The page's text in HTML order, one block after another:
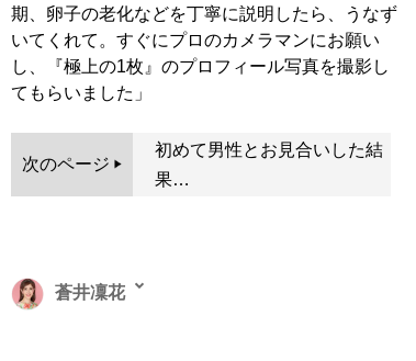
期、卵子の老化などを丁寧に説明したら、うなず
いてくれて。すぐにプロのカメラマンにお願い
し、『極上の1枚』のプロフィール写真を撮影し
てもらいました」
次のページ
初めて男性とお見合いした結
果…
蒼井凜花